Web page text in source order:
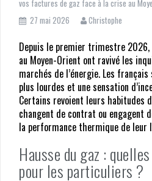
avant de
d’électricité et de gaz et
Comment réaliser une simulation
Comment réduire vos factures
vos factures de gaz face à la crise au
27 mai 2026
Christophe
Depuis le premier trimestre
au Moyen-Orient ont ravivé les
marchés de l’énergie. Les
plus lourdes et une sensation
Certains revoient leurs habitudes
changent de contrat ou engagent
la performance thermique de leur
Hausse du gaz :
pour les particuliers ?